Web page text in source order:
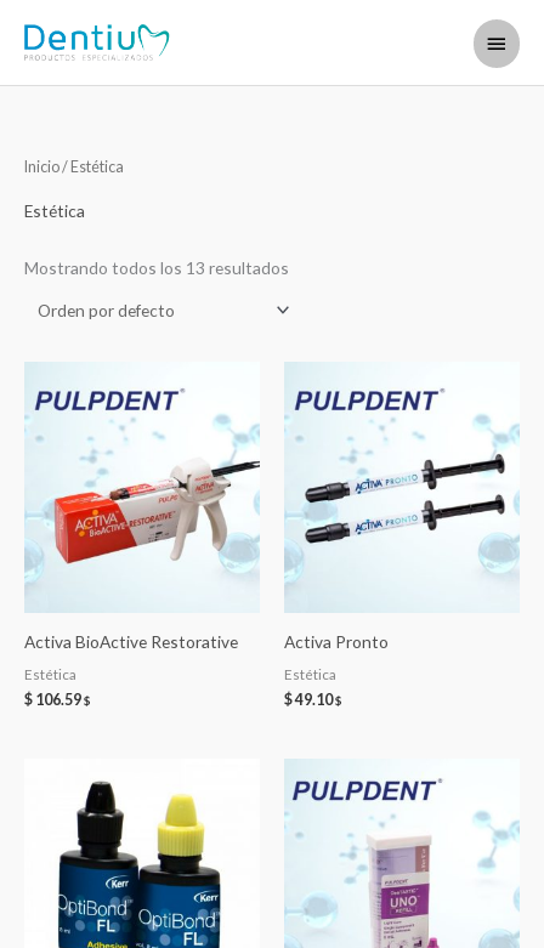
Menú
Inicio/ Estética
Estética
Mostrando todos los 13 resultados
Activa BioActive Restorative
Estética
$ 106.59$
Activa Pronto
Estética
$49.10$